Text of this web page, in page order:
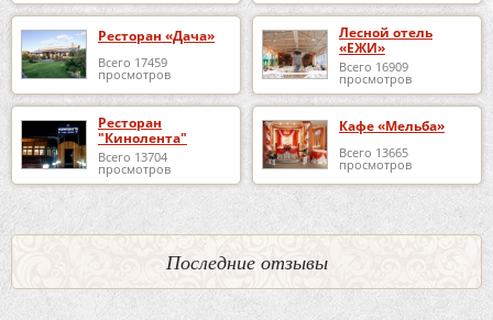
Ресторан «Дача»
Всего 17459
просмотров
Лесной отель
«ЕЖИ»
Всего 16909
просмотров
Ресторан
"Кинолента"
Всего 13704
просмотров
Кафе «Мельба»
Всего 13665
просмотров
Последние отзывы